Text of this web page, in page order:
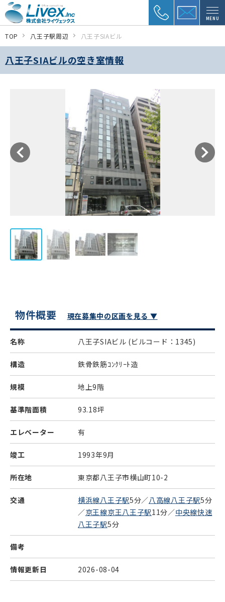
MENU
TOP 八王子駅周辺 八王子SIAビル
八王子SIAビルの空き室情報
物件概要 現在募集中の区画を見る ▼
名称 八王子SIAビル (ビルコード：1345)
構造 鉄骨鉄筋ｺﾝｸﾘｰﾄ造
規模 地上9階
基準階面積 93.18坪
エレベーター 有
竣工 1993年9月
所在地 東京都八王子市横山町10-2
交通 横浜線八王子駅5分／八高線八王子駅5分
／京王線京王八王子駅11分／中央線快速
八王子駅5分
備考
情報更新日 2026-08-04